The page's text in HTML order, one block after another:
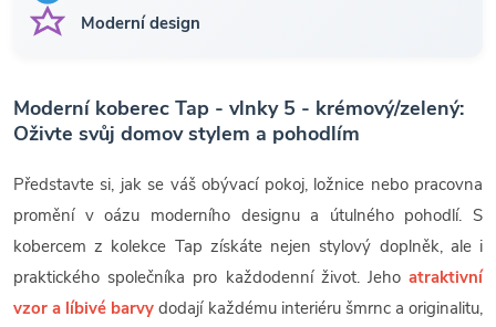
Moderní design
Moderní koberec Tap - vlnky 5 - krémový/zelený:
Oživte svůj domov stylem a pohodlím
Představte si, jak se váš obývací pokoj, ložnice nebo pracovna
promění v oázu moderního designu a útulného pohodlí. S
kobercem z kolekce Tap získáte nejen stylový doplněk, ale i
praktického společníka pro každodenní život. Jeho atraktivní
vzor a líbivé barvy dodají každému interiéru šmrnc a originalitu,